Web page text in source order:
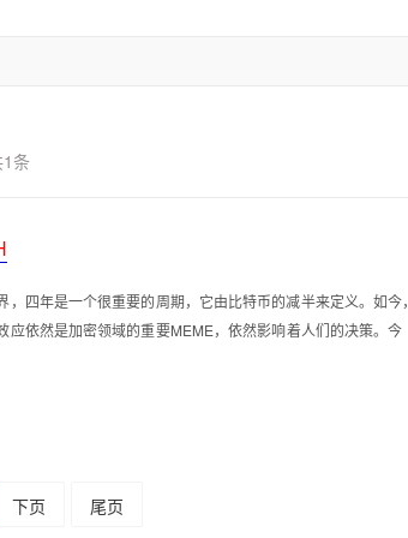
1条
，四年是一个很重要的周期，它由比特币的减半来定义。如今，
应依然是加密领域的重要MEME，依然影响着人们的决策。今
下页 尾页